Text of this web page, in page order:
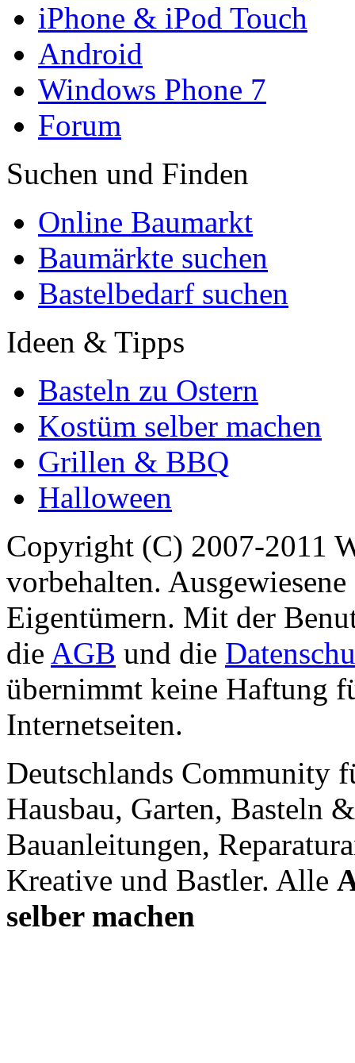
iPhone & iPod Touch
Android
Windows Phone 7
Forum
Suchen und Finden
Online Baumarkt
Baumärkte suchen
Bastelbedarf suchen
Ideen & Tipps
Basteln zu Ostern
Kostüm selber machen
Grillen & BBQ
Halloween
Copyright (C) 2007-2011
vorbehalten.
Eigentümern. Mit der
die AGB und die
übernimmt keine Haftung
Internetseiten.
Deutschlands Community
Hausbau, Garten, Basteln
Bauanleitungen,
Kreative und Bastler. Alle
selber machen